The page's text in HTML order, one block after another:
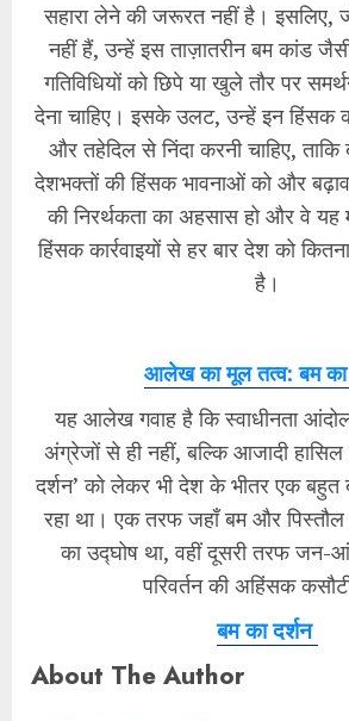
सहारा लेने की जरूरत नहीं है। इसलिए,
नहीं हैं, उन्हें इस ताज़ातरीन बम कांड
गतिविधियों को छिपे या खुले तौर पर
देना चाहिए। इसके उलट, उन्हें इन हिंसक
और तहेदिल से निंदा करनी चाहिए,
देशभक्तों की हिंसक भावनाओं को और
की निरर्थकता का अहसास हो और वे
हिंसक कार्रवाइयों से हर बार देश को
है।
​आलेख का मूल तत्व: बम का
​यह आलेख गवाह है कि स्वाधीनता
अंग्रेजों से ही नहीं, बल्कि आजादी
दर्शन’ को लेकर भी देश के भीतर एक बहुत
रहा था। एक तरफ जहाँ बम और पिस्तौल
का उद्घोष था, वहीं दूसरी तरफ
परिवर्तन की अहिंसक
बम का दर्शन
About The Author